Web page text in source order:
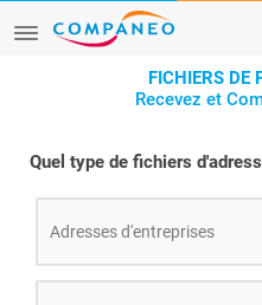
FICHIERS DE
Recevez et
Quel type de fichiers
Adresses d'entreprises